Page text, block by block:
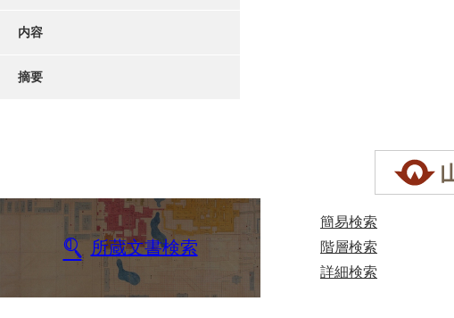
内容
摘要
所蔵文書検索
簡易検索
階層検索
詳細検索